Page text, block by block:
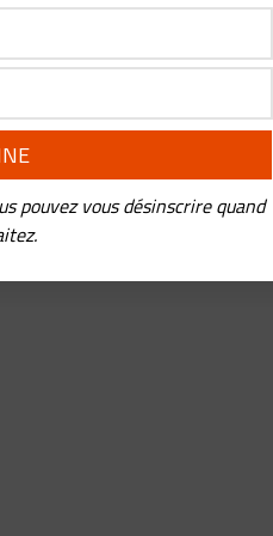
pouvez vous désinscrire quand